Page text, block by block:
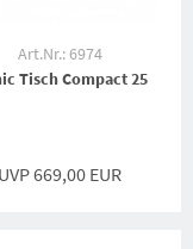
Art.Nr.: 6974
Tisch Compact 25
UVP 669,00 EUR